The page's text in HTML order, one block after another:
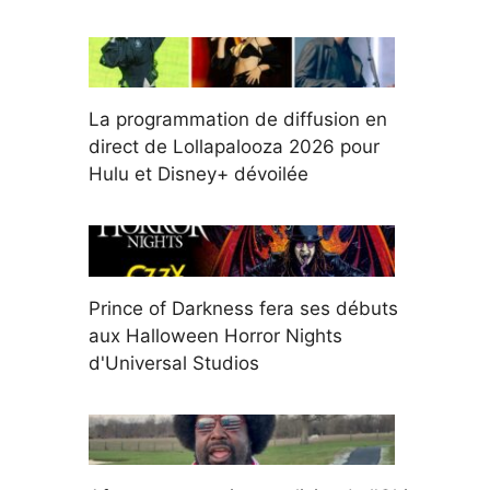
La programmation de diffusion en
direct de Lollapalooza 2026 pour
Hulu et Disney+ dévoilée
Prince of Darkness fera ses débuts
aux Halloween Horror Nights
d'Universal Studios